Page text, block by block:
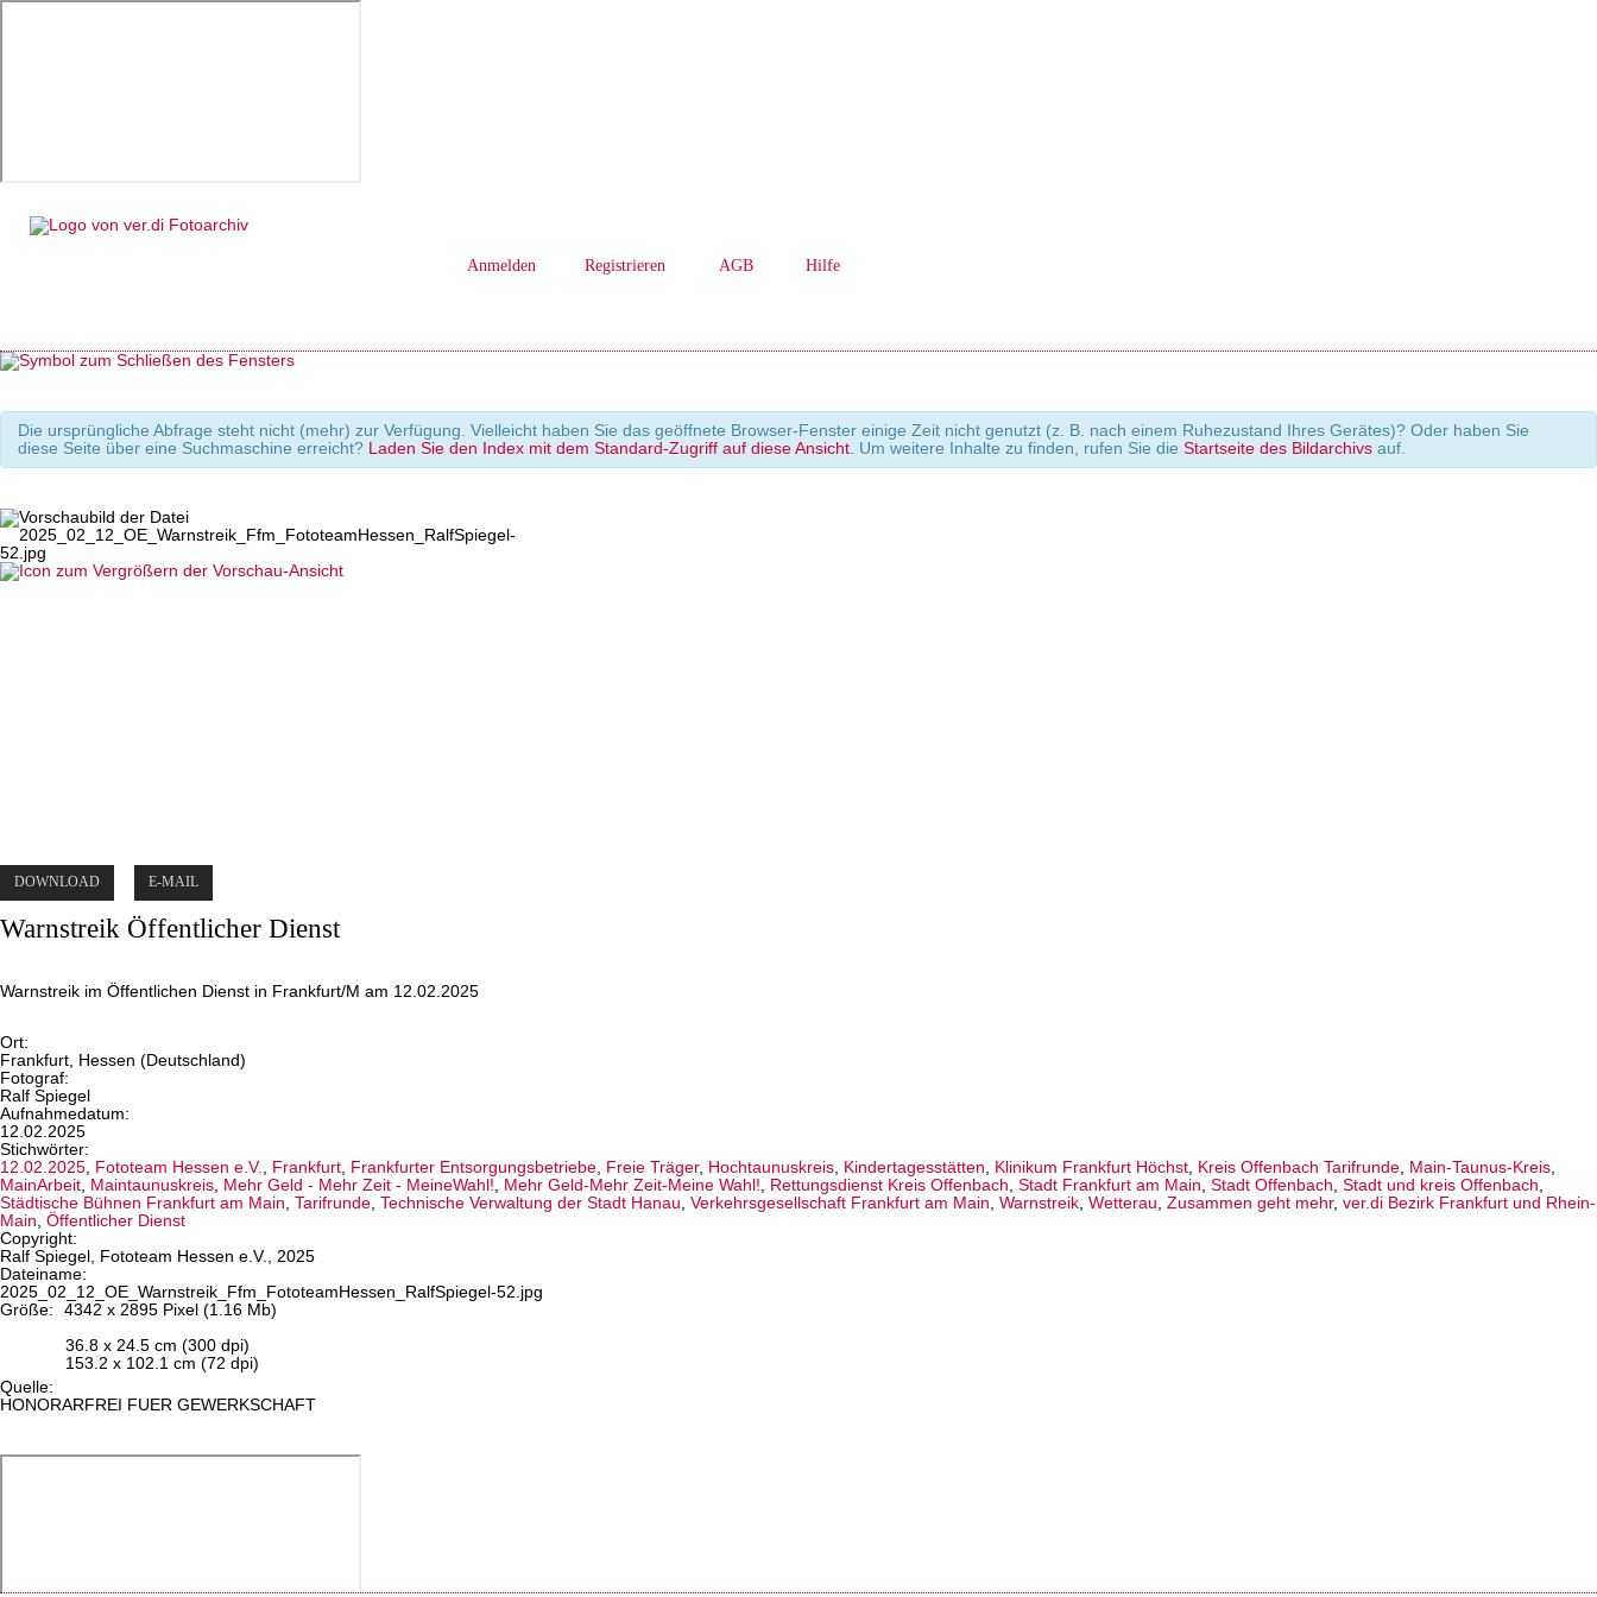
Anmelden Registrieren AGB Hilfe
Die ursprüngliche Abfrage steht nicht (mehr) zur Verfügung. Vielleicht haben Sie das geöffnete Browser-Fenster einige Zeit nicht genutzt (z. B. nach einem Ruhezustand Ihres Gerätes)? Oder haben Sie
diese Seite über eine Suchmaschine erreicht? Laden Sie den Index mit dem Standard-Zugriff auf diese Ansicht. Um weitere Inhalte zu finden, rufen Sie die Startseite des Bildarchivs auf.
DOWNLOAD E-MAIL
Warnstreik Öffentlicher Dienst
Warnstreik im Öffentlichen Dienst in Frankfurt/M am 12.02.2025
Ort:
Frankfurt, Hessen (Deutschland)
Fotograf:
Ralf Spiegel
Aufnahmedatum:
12.02.2025
Stichwörter:
12.02.2025, Fototeam Hessen e.V., Frankfurt, Frankfurter Entsorgungsbetriebe, Freie Träger, Hochtaunuskreis, Kindertagesstätten, Klinikum Frankfurt Höchst, Kreis Offenbach Tarifrunde, Main-Taunus-Kreis,
MainArbeit, Maintaunuskreis, Mehr Geld - Mehr Zeit - MeineWahl!, Mehr Geld-Mehr Zeit-Meine Wahl!, Rettungsdienst Kreis Offenbach, Stadt Frankfurt am Main, Stadt Offenbach, Stadt und kreis Offenbach,
Städtische Bühnen Frankfurt am Main, Tarifrunde, Technische Verwaltung der Stadt Hanau, Verkehrsgesellschaft Frankfurt am Main, Warnstreik, Wetterau, Zusammen geht mehr, ver.di Bezirk Frankfurt und Rhein-
Main, Öffentlicher Dienst
Copyright:
Ralf Spiegel, Fototeam Hessen e.V., 2025
Dateiname:
2025_02_12_OE_Warnstreik_Ffm_FototeamHessen_RalfSpiegel-52.jpg
Größe:
4342 x 2895 Pixel (1.16 Mb)
36.8 x 24.5 cm (300 dpi)
153.2 x 102.1 cm (72 dpi)
Quelle:
HONORARFREI FUER GEWERKSCHAFT